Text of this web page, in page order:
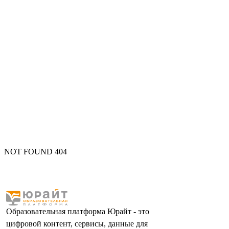
NOT FOUND 404
Образовательная платформа Юрайт - это
цифровой контент, сервисы, данные для